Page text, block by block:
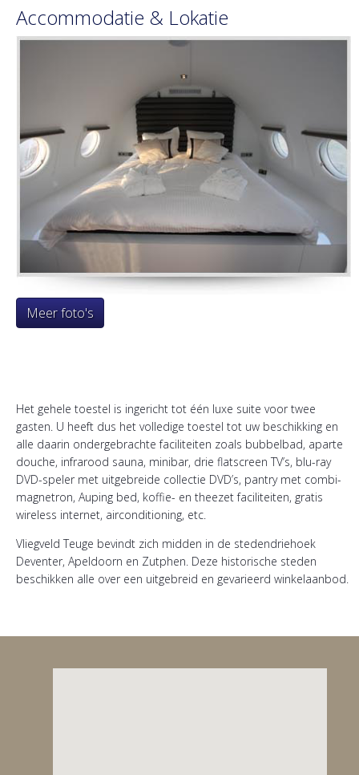
Accommodatie & Lokatie
Meer foto's
Het gehele toestel is ingericht tot één luxe suite voor twee
gasten. U heeft dus het volledige toestel tot uw beschikking en
alle daarin ondergebrachte faciliteiten zoals bubbelbad, aparte
douche, infrarood sauna, minibar, drie flatscreen TV’s, blu-ray
DVD-speler met uitgebreide collectie DVD’s, pantry met combi-
magnetron, Auping bed, koffie- en theezet faciliteiten, gratis
wireless internet, airconditioning, etc.
Vliegveld Teuge bevindt zich midden in de stedendriehoek
Deventer, Apeldoorn en Zutphen. Deze historische steden
beschikken alle over een uitgebreid en gevarieerd winkelaanbod.